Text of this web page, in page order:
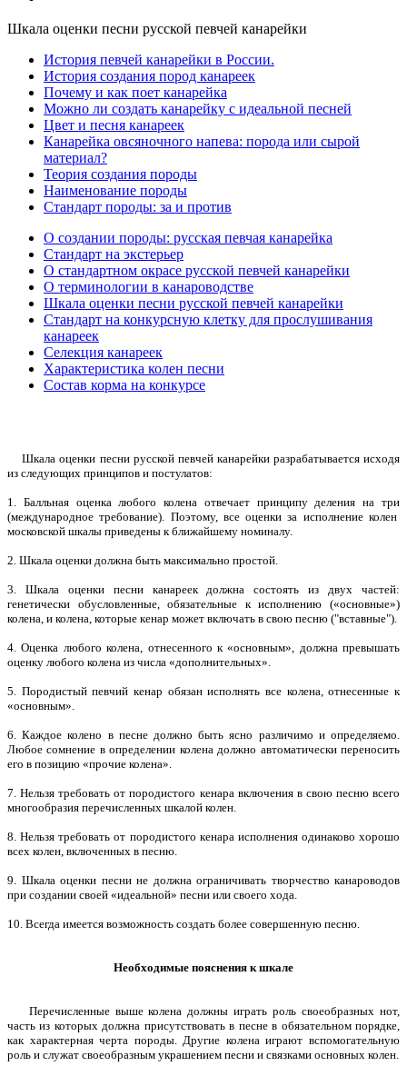
Шкала оценки песни русской певчей канарейки
История певчей канарейки в России.
История создания пород канареек
Почему и как поет канарейка
Можно ли создать канарейку с идеальной песней
Цвет и песня канареек
Канарейка овсяночного напева: порода или сырой
материал?
Теория создания породы
Наименование породы
Стандарт породы: за и против
О создании породы: русская певчая канарейка
Стандарт на экстерьер
О стандартном окрасе русской певчей канарейки
О терминологии в канароводстве
Шкала оценки песни русской певчей канарейки
Стандарт на конкурсную клетку для прослушивания
канареек
Селекция канареек
Характеристика колен песни
Состав корма на конкурсе
Шкала оценки песни русской певчей канарейки разрабатывается исходя
из следующих принципов и постулатов:
1. Балльная оценка любого колена отвечает принципу деления на три
(международное требование). Поэтому, все оценки за исполнение колен
московской шкалы приведены к ближайшему номиналу.
2. Шкала оценки должна быть максимально простой.
3. Шкала оценки песни канареек должна состоять из двух частей:
генетически обусловленные, обязательные к исполнению («основные»)
колена, и колена, которые кенар может включать в свою песню ("вставные").
4. Оценка любого колена, отнесенного к «основным», должна превышать
оценку любого колена из числа «дополнительных».
5. Породистый певчий кенар обязан исполнять все колена, отнесенные к
«основным».
6. Каждое колено в песне должно быть ясно различимо и определяемо.
Любое сомнение в определении колена должно автоматически переносить
его в позицию «прочие колена».
7. Нельзя требовать от породистого кенара включения в свою песню всего
многообразия перечисленных шкалой колен.
8. Нельзя требовать от породистого кенара исполнения одинаково хорошо
всех колен, включенных в песню.
9. Шкала оценки песни не должна ограничивать творчество канароводов
при создании своей «идеальной» песни или своего хода.
10. Всегда имеется возможность создать более совершенную песню.
Необходимые пояснения к шкале
Перечисленные выше колена должны играть роль своеобразных нот,
часть из которых должна присутствовать в песне в обязательном порядке,
как характерная черта породы. Другие колена играют вспомогательную
роль и служат своеобразным украшением песни и связками основных колен.